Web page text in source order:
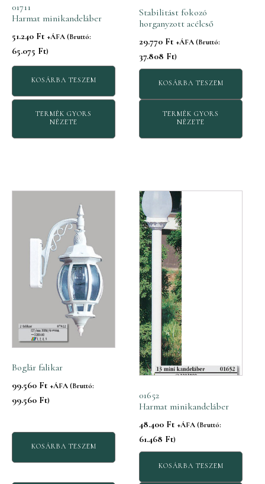
01711
Harmat minikandeláber
51.240 Ft +ÁFA (Bruttó:
65.075 Ft)
KOSÁRBA TESZEM
TERMÉK GYORS
NÉZETE
Stabilitást fokozó
horganyzott acélcső
29.770 Ft +ÁFA (Bruttó:
37.808 Ft)
KOSÁRBA TESZEM
TERMÉK GYORS
NÉZETE
Boglár falikar
99.560 Ft +ÁFA (Bruttó:
99.560 Ft)
KOSÁRBA TESZEM
01652
Harmat minikandeláber
48.400 Ft +ÁFA (Bruttó:
61.468 Ft)
KOSÁRBA TESZEM